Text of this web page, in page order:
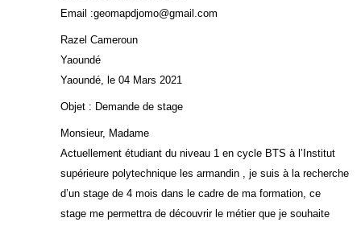
Email :geomapdjomo@gmail.com
Razel Cameroun
Yaoundé
Yaoundé, le 04 Mars 2021
Objet : Demande de stage
Monsieur, Madame
Actuellement étudiant du niveau 1 en cycle BTS à l’Institut
supérieure polytechnique les armandin , je suis à la recherche
d’un stage de 4 mois dans le cadre de ma formation, ce
stage me permettra de découvrir le métier que je souhaite